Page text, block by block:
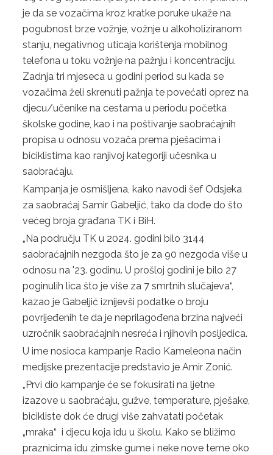
je da se vozačima kroz kratke poruke ukaže na
pogubnost brze vožnje, vožnje u alkoholiziranom
stanju, negativnog uticaja korištenja mobilnog
telefona u toku vožnje na pažnju i koncentraciju.
Zadnja tri mjeseca u godini period su kada se
vozačima želi skrenuti pažnja te povećati oprez na
djecu/učenike na cestama u periodu početka
školske godine, kao i na poštivanje saobraćajnih
propisa u odnosu vozača prema pješacima i
biciklistima kao ranjivoj kategoriji učesnika u
saobraćaju.
Kampanja je osmišljena, kako navodi šef Odsjeka
za saobraćaj Samir Gabeljić, tako da dođe do što
većeg broja građana TK i BiH.
„Na području TK u 2024. godini bilo 3144
saobraćajnih nezgoda što je za 90 nezgoda više u
odnosu na '23. godinu. U prošloj godini je bilo 27
poginulih lica što je više za 7 smrtnih slučajeva“,
kazao je Gabeljić iznijevši podatke o broju
povrijeđenih te da je neprilagođena brzina najveći
uzročnik saobraćajnih nesreća i njihovih posljedica.
U ime nosioca kampanje Radio Kameleona način
medijske prezentacije predstavio je Amir Zonić.
„Prvi dio kampanje će se fokusirati na ljetne
izazove u saobraćaju, gužve, temperature, pješake,
bicikliste dok će drugi više zahvatati početak
„mraka“ i djecu koja idu u školu. Kako se bližimo
praznicima idu zimske gume i neke nove teme oko
NADLEŽNOSTI
ORGANIZACIJA
DOKUMENTI
ZAKONI
PRAVILNICI
UREDBE
OSTALO
O DIREKCIJI
DOKUMENTI
PLAN JAVNIH NABAVKI
ODLUKE O IZBORU
ZAKONI
SAOBRAĆAJ
TRGOVINA